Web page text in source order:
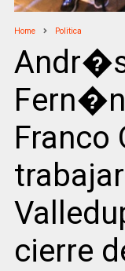
Home Politica
Franco
cierre